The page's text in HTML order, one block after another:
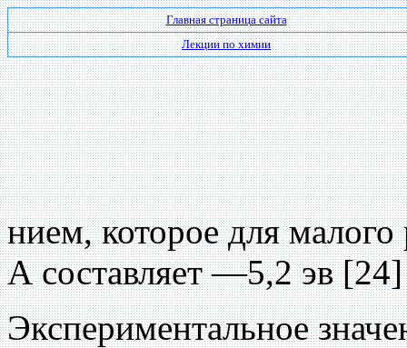
Главная страница сайта
Лекции по химии
нием, которое для малого
А составляет —5,2 эв
Экспериментальное